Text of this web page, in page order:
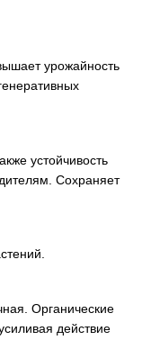
урожайность
устойчивость
Сохраняет
Органические
действие